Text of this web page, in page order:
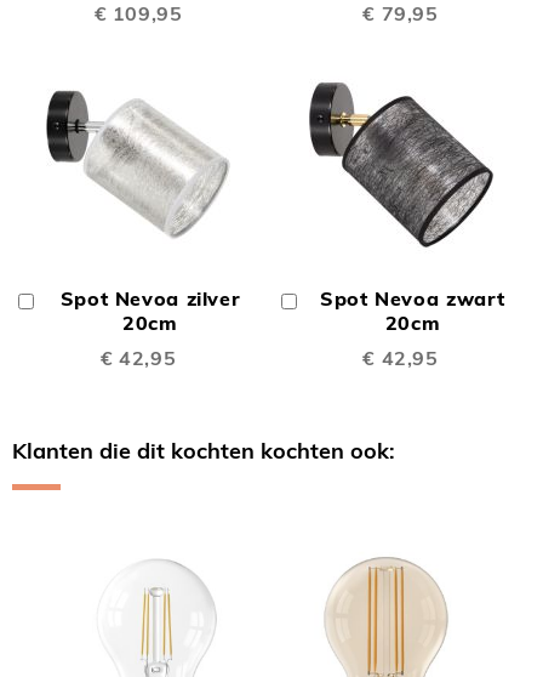
€ 109,95
€ 79,95
Spot Nevoa zilver
20cm
€ 42,95
Winkelwagen
Spot Nevoa zwart
20cm
€ 42,95
Winkelwagen
Klanten die dit kochten kochten ook: